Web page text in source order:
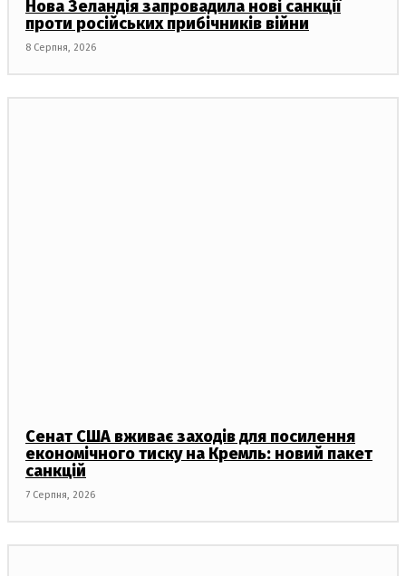
Нова Зеландія запровадила нові санкції
проти російських прибічників війни
8 Серпня, 2026
Сенат США вживає заходів для посилення
економічного тиску на Кремль: новий пакет
санкцій
7 Серпня, 2026